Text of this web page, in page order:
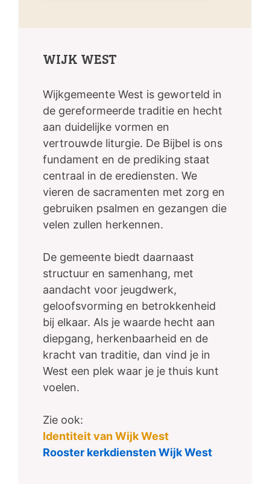
WIJK WEST
Wijkgemeente West is geworteld in
de gereformeerde traditie en hecht
aan duidelijke vormen en
vertrouwde liturgie. De Bijbel is ons
fundament en de prediking staat
centraal in de erediensten. We
vieren de sacramenten met zorg en
gebruiken psalmen en gezangen die
velen zullen herkennen.
De gemeente biedt daarnaast
structuur en samenhang, met
aandacht voor jeugdwerk,
geloofsvorming en betrokkenheid
bij elkaar. Als je waarde hecht aan
diepgang, herkenbaarheid en de
kracht van traditie, dan vind je in
West een plek waar je je thuis kunt
voelen.
Zie ook:
Identiteit van Wijk West
Rooster kerkdiensten Wijk West